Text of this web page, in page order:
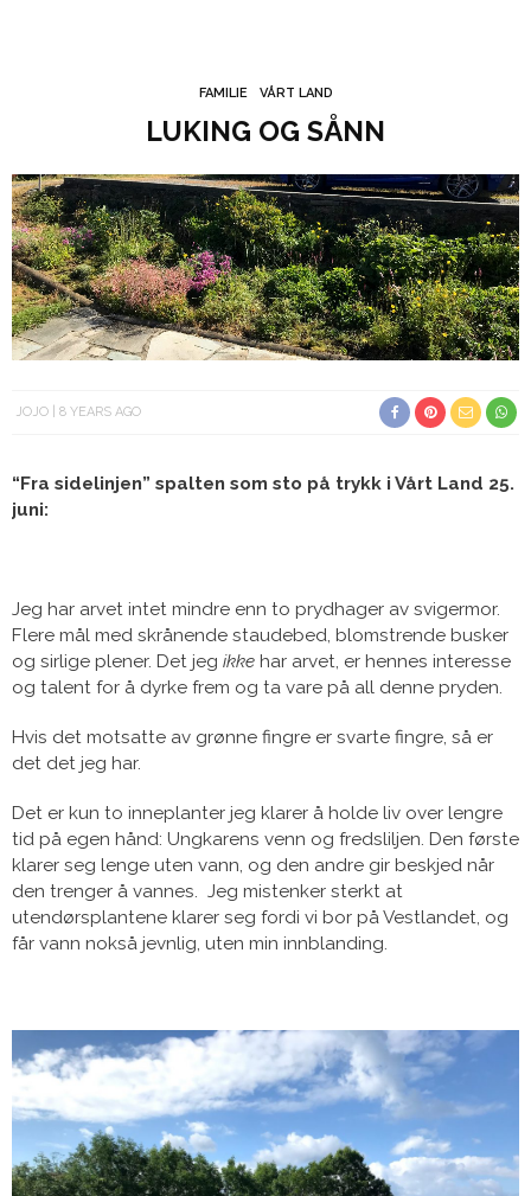
FAMILIE VÅRT LAND
LUKING OG SÅNN
JOJO 8 YEARS AGO
“Fra sidelinjen” spalten som sto på trykk i Vårt Land 25.
juni:
Jeg har arvet intet mindre enn to prydhager av svigermor.
Flere mål med skrånende staudebed, blomstrende busker
og sirlige plener. Det jeg ikke har arvet, er hennes interesse
og talent for å dyrke frem og ta vare på all denne pryden.
Hvis det motsatte av grønne fingre er svarte fingre, så er
det det jeg har.
Det er kun to inneplanter jeg klarer å holde liv over lengre
tid på egen hånd: Ungkarens venn og fredsliljen. Den første
klarer seg lenge uten vann, og den andre gir beskjed når
den trenger å vannes. Jeg mistenker sterkt at
utendørsplantene klarer seg fordi vi bor på Vestlandet, og
får vann nokså jevnlig, uten min innblanding.